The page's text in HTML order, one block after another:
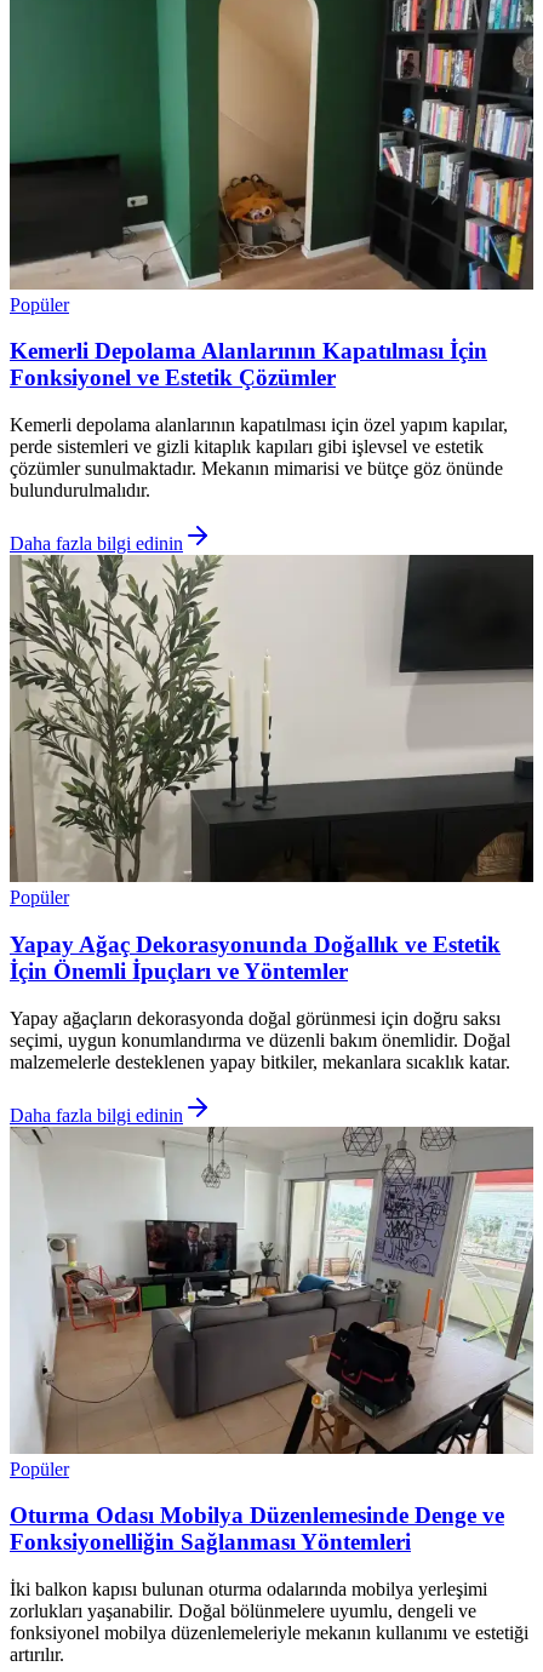
Popüler
Kemerli Depolama Alanlarının Kapatılması İçin
Fonksiyonel ve Estetik Çözümler
Kemerli depolama alanlarının kapatılması için özel yapım kapılar,
perde sistemleri ve gizli kitaplık kapıları gibi işlevsel ve estetik
çözümler sunulmaktadır. Mekanın mimarisi ve bütçe göz önünde
bulundurulmalıdır.
Daha fazla bilgi edinin
Popüler
Yapay Ağaç Dekorasyonunda Doğallık ve Estetik
İçin Önemli İpuçları ve Yöntemler
Yapay ağaçların dekorasyonda doğal görünmesi için doğru saksı
seçimi, uygun konumlandırma ve düzenli bakım önemlidir. Doğal
malzemelerle desteklenen yapay bitkiler, mekanlara sıcaklık katar.
Daha fazla bilgi edinin
Popüler
Oturma Odası Mobilya Düzenlemesinde Denge ve
Fonksiyonelliğin Sağlanması Yöntemleri
İki balkon kapısı bulunan oturma odalarında mobilya yerleşimi
zorlukları yaşanabilir. Doğal bölünmelere uyumlu, dengeli ve
fonksiyonel mobilya düzenlemeleriyle mekanın kullanımı ve estetiği
artırılır.